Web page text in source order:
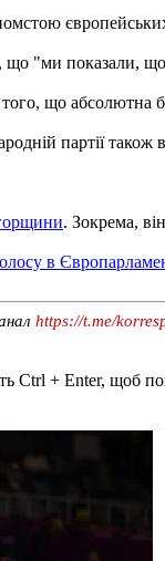
"ми показали, що
що абсолютна
партії також
. Зокрема,
в
https://t.me/
Ctrl + Enter, щоб